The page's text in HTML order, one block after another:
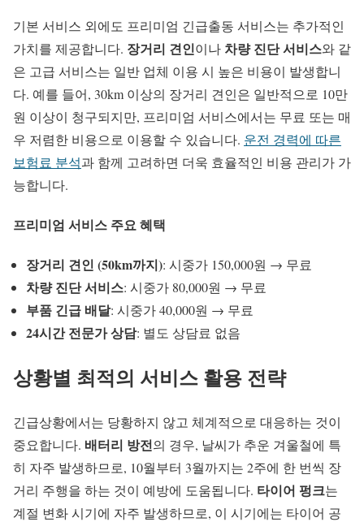
기본 서비스 외에도 프리미엄 긴급출동 서비스는 추가적인
가치를 제공합니다. 장거리 견인이나 차량 진단 서비스와 같
은 고급 서비스는 일반 업체 이용 시 높은 비용이 발생합니
다. 예를 들어, 30km 이상의 장거리 견인은 일반적으로 10만
원 이상이 청구되지만, 프리미엄 서비스에서는 무료 또는 매
우 저렴한 비용으로 이용할 수 있습니다. 운전 경력에 따른
보험료 분석과 함께 고려하면 더욱 효율적인 비용 관리가 가
능합니다.
프리미엄 서비스 주요 혜택
장거리 견인 (50km까지): 시중가 150,000원 → 무료
차량 진단 서비스: 시중가 80,000원 → 무료
부품 긴급 배달: 시중가 40,000원 → 무료
24시간 전문가 상담: 별도 상담료 없음
상황별 최적의 서비스 활용 전략
긴급상황에서는 당황하지 않고 체계적으로 대응하는 것이
중요합니다. 배터리 방전의 경우, 날씨가 추운 겨울철에 특
히 자주 발생하므로, 10월부터 3월까지는 2주에 한 번씩 장
거리 주행을 하는 것이 예방에 도움됩니다. 타이어 펑크는
계절 변화 시기에 자주 발생하므로, 이 시기에는 타이어 공